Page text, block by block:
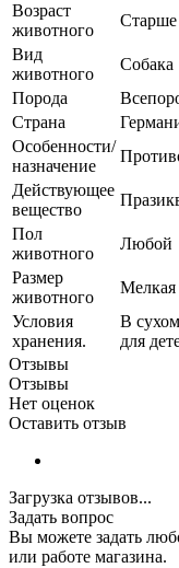
Возраст
животного
Старше
Вид
животного
Собака
Порода
Страна
Особенности/
назначение
Действующее
вещество
Пол
животного
Любой
Размер
животного
Мелкая
Условия
хранения.
В
для
Отзывы
Отзывы
Нет оценок
Оставить отзыв
Загрузка отзывов...
Задать вопрос
Вы можете задать
или работе магазина.